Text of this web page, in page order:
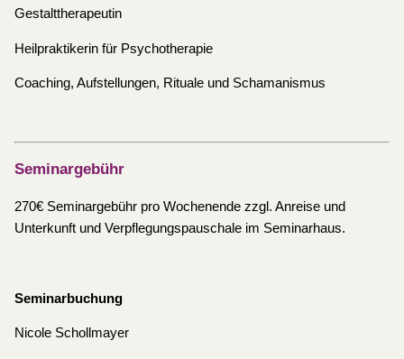
Gestalttherapeutin
Heilpraktikerin für Psychotherapie
Coaching, Aufstellungen, Rituale und Schamanismus
Seminargebühr
270€ Seminargebühr pro Wochenende zzgl. Anreise und
Unterkunft und Verpflegungspauschale im Seminarhaus.
Seminarbuchung
Nicole Schollmayer